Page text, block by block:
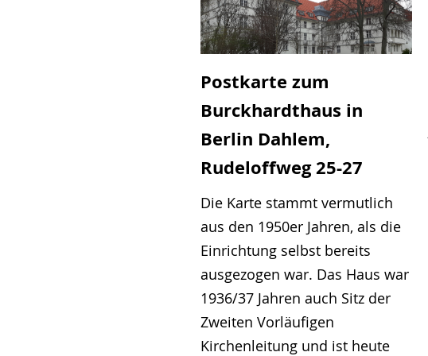
Postkarte zum
Burckhardthaus in
Berlin Dahlem,
Rudeloffweg 25-27
Die Karte stammt vermutlich
aus den 1950er Jahren, als die
Einrichtung selbst bereits
ausgezogen war. Das Haus war
1936/37 Jahren auch Sitz der
Zweiten Vorläufigen
Kirchenleitung und ist heute